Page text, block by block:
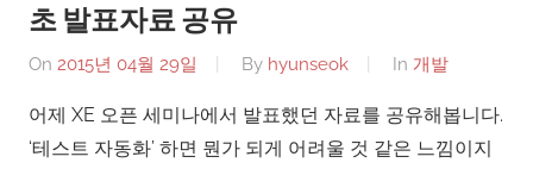
초 발표자료 공유
On 2015년 04월 29일 By hyunseok In 개발
어제 XE 오픈 세미나에서 발표했던 자료를 공유해봅니다.
‘테스트 자동화’ 하면 뭔가 되게 어려울 것 같은 느낌이지